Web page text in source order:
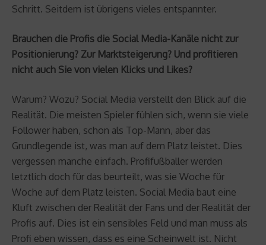
Schritt. Seitdem ist übrigens vieles entspannter.
Brauchen die Profis die Social Media-Kanäle nicht zur
Positionierung? Zur Marktsteigerung? Und profitieren
nicht auch Sie von vielen Klicks und Likes?
Warum? Wozu? Social Media verstellt den Blick auf die
Realität. Die meisten Spieler fühlen sich, wenn sie viele
Follower haben, schon als Top-Mann, aber das
Grundlegende ist, was man auf dem Platz leistet. Dies
vergessen manche einfach. Profifußballer werden
letztlich doch für das beurteilt, was sie Woche für
Woche auf dem Platz leisten. Social Media baut eine
Kluft zwischen der Realität der Fans und der Realität der
Profis auf. Dies ist ein sensibles Feld und man muss als
Profi eben wissen, dass es eine Scheinwelt ist. Nicht